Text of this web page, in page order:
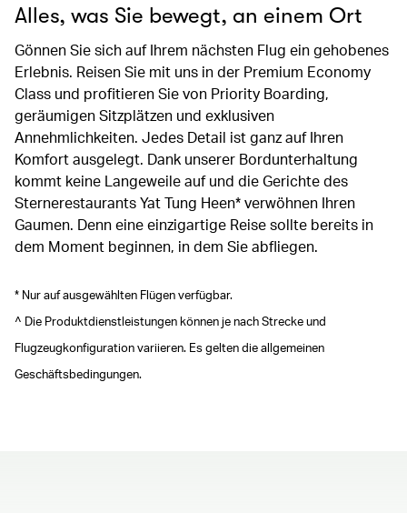
Alles, was Sie bewegt, an einem Ort
Gönnen Sie sich auf Ihrem nächsten Flug ein gehobenes
Erlebnis. Reisen Sie mit uns in der Premium Economy
Class und profitieren Sie von Priority Boarding,
geräumigen Sitzplätzen und exklusiven
Annehmlichkeiten. Jedes Detail ist ganz auf Ihren
Komfort ausgelegt. Dank unserer Bordunterhaltung
kommt keine Langeweile auf und die Gerichte des
Sternerestaurants Yat Tung Heen* verwöhnen Ihren
Gaumen. Denn eine einzigartige Reise sollte bereits in
dem Moment beginnen, in dem Sie abfliegen.
* Nur auf ausgewählten Flügen verfügbar.
^ Die Produktdienstleistungen können je nach Strecke und
Flugzeugkonfiguration variieren. Es gelten die allgemeinen
Geschäftsbedingungen.